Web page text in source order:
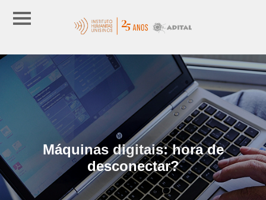
Máquinas digitais: hora de
desconectar?